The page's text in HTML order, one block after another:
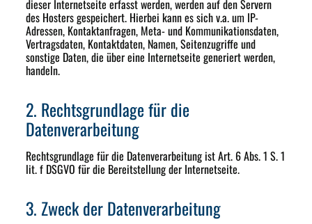
dieser Internetseite erfasst werden, werden auf den Servern
des Hosters gespeichert. Hierbei kann es sich v.a. um IP-
Adressen, Kontaktanfragen, Meta- und Kommunikationsdaten,
Vertragsdaten, Kontaktdaten, Namen, Seitenzugriffe und
sonstige Daten, die über eine Internetseite generiert werden,
handeln.
2. Rechtsgrundlage für die
Datenverarbeitung
Rechtsgrundlage für die Datenverarbeitung ist Art. 6 Abs. 1 S. 1
lit. f DSGVO für die Bereitstellung der Internetseite.
3. Zweck der Datenverarbeitung